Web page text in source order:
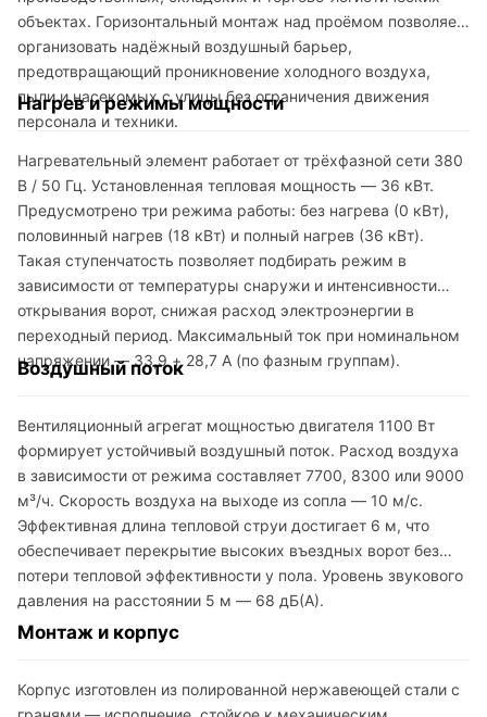
объектах. Горизонтальный монтаж над проёмом позволяет
организовать надёжный воздушный барьер,
предотвращающий проникновение холодного воздуха,
пыли и насекомых с улицы без ограничения движения
персонала и техники.
Нагрев и режимы мощности
Нагревательный элемент работает от трёхфазной сети 380
В / 50 Гц. Установленная тепловая мощность — 36 кВт.
Предусмотрено три режима работы: без нагрева (0 кВт),
половинный нагрев (18 кВт) и полный нагрев (36 кВт).
Такая ступенчатость позволяет подбирать режим в
зависимости от температуры снаружи и интенсивности
открывания ворот, снижая расход электроэнергии в
переходный период. Максимальный ток при номинальном
напряжении — 33,9 + 28,7 А (по фазным группам).
Воздушный поток
Вентиляционный агрегат мощностью двигателя 1100 Вт
формирует устойчивый воздушный поток. Расход воздуха
в зависимости от режима составляет 7700, 8300 или 9000
м³/ч. Скорость воздуха на выходе из сопла — 10 м/с.
Эффективная длина тепловой струи достигает 6 м, что
обеспечивает перекрытие высоких въездных ворот без
потери тепловой эффективности у пола. Уровень звукового
давления на расстоянии 5 м — 68 дБ(А).
Монтаж и корпус
Корпус изготовлен из полированной нержавеющей стали с